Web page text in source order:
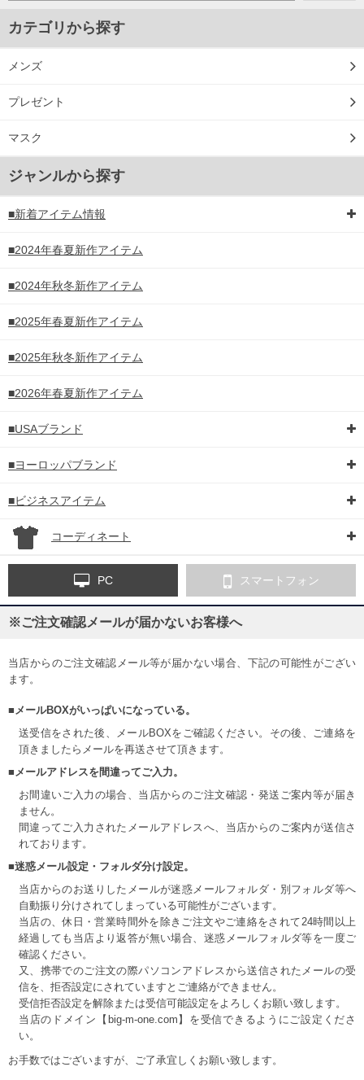
COLOR VARIATION
カテゴリから探す
メンズ
プレゼント
マスク
ジャンルから探す
■新着アイテム情報
■2024年春夏新作アイテム
■2024年秋冬新作アイテム
■2025年春夏新作アイテム
■2025年秋冬新作アイテム
■2026年春夏新作アイテム
■USAブランド
■ヨーロッパブランド
■ビジネスアイテム
コーディネート
PC スマートフォン
※ご注文確認メールが届かないお客様へ
当店からのご注文確認メール等が届かない場合、下記の可能性がござい
ます。
■メールBOXがいっぱいになっている。
送受信をされた後、メールBOXをご確認ください。その後、ご連絡を
頂きましたらメールを再送させて頂きます。
■メールアドレスを間違ってご入力。
お間違いご入力の場合、当店からのご注文確認・発送ご案内等が届き
ません。
間違ってご入力されたメールアドレスへ、当店からのご案内が送信さ
れております。
■迷惑メール設定・フォルダ分け設定。
当店からのお送りしたメールが迷惑メールフォルダ・別フォルダ等へ
自動振り分けされてしまっている可能性がございます。
当店の、休日・営業時間外を除きご注文やご連絡をされて24時間以上
経過しても当店より返答が無い場合、迷惑メールフォルダ等を一度ご
確認ください。
又、携帯でのご注文の際パソコンアドレスから送信されたメールの受
信を、拒否設定にされていますとご連絡ができません。
受信拒否設定を解除または受信可能設定をよろしくお願い致します。
当店のドメイン【big-m-one.com】を受信できるようにご設定くださ
い。
お手数ではございますが、ご了承宜しくお願い致します。